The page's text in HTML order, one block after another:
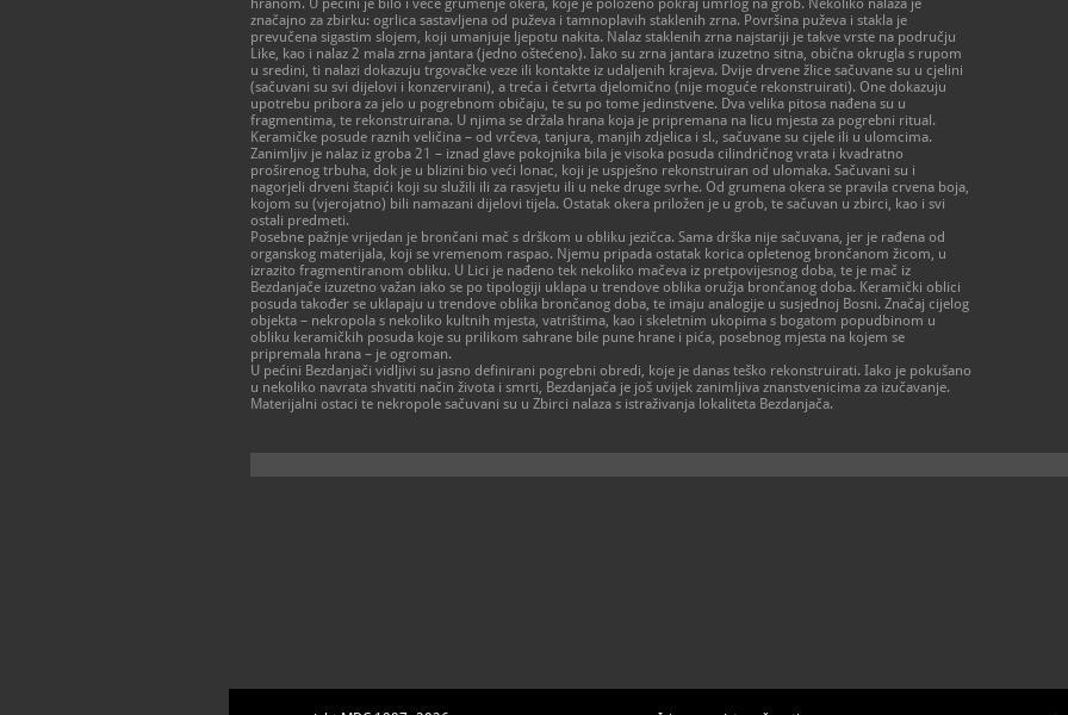
hranom. U pećini je bilo i veće grumenje okera, koje je položeno pokraj umrlog na grob. Nekoliko nalaza je
značajno za zbirku: ogrlica sastavljena od puževa i tamnoplavih staklenih zrna. Površina puževa i stakla je
prevučena sigastim slojem, koji umanjuje ljepotu nakita. Nalaz staklenih zrna najstariji je takve vrste na području
Like, kao i nalaz 2 mala zrna jantara (jedno oštećeno). Iako su zrna jantara izuzetno sitna, obična okrugla s rupom
u sredini, ti nalazi dokazuju trgovačke veze ili kontakte iz udaljenih krajeva. Dvije drvene žlice sačuvane su u cjelini
(sačuvani su svi dijelovi i konzervirani), a treća i četvrta djelomično (nije moguće rekonstruirati). One dokazuju
upotrebu pribora za jelo u pogrebnom običaju, te su po tome jedinstvene. Dva velika pitosa nađena su u
fragmentima, te rekonstruirana. U njima se držala hrana koja je pripremana na licu mjesta za pogrebni ritual.
Keramičke posude raznih veličina – od vrčeva, tanjura, manjih zdjelica i sl., sačuvane su cijele ili u ulomcima.
Zanimljiv je nalaz iz groba 21 – iznad glave pokojnika bila je visoka posuda cilindričnog vrata i kvadratno
proširenog trbuha, dok je u blizini bio veći lonac, koji je uspješno rekonstruiran od ulomaka. Sačuvani su i
nagorjeli drveni štapići koji su služili ili za rasvjetu ili u neke druge svrhe. Od grumena okera se pravila crvena boja,
kojom su (vjerojatno) bili namazani dijelovi tijela. Ostatak okera priložen je u grob, te sačuvan u zbirci, kao i svi
ostali predmeti.
Posebne pažnje vrijedan je brončani mač s drškom u obliku jezičca. Sama drška nije sačuvana, jer je rađena od
organskog materijala, koji se vremenom raspao. Njemu pripada ostatak korica opletenog brončanom žicom, u
izrazito fragmentiranom obliku. U Lici je nađeno tek nekoliko mačeva iz pretpovijesnog doba, te je mač iz
Bezdanjače izuzetno važan iako se po tipologiji uklapa u trendove oblika oružja brončanog doba. Keramički oblici
posuda također se uklapaju u trendove oblika brončanog doba, te imaju analogije u susjednoj Bosni. Značaj cijelog
objekta – nekropola s nekoliko kultnih mjesta, vatrištima, kao i skeletnim ukopima s bogatom popudbinom u
obliku keramičkih posuda koje su prilikom sahrane bile pune hrane i pića, posebnog mjesta na kojem se
pripremala hrana – je ogroman.
U pećini Bezdanjači vidljivi su jasno definirani pogrebni obredi, koje je danas teško rekonstruirati. Iako je pokušano
u nekoliko navrata shvatiti način života i smrti, Bezdanjača je još uvijek zanimljiva znanstvenicima za izučavanje.
Materijalni ostaci te nekropole sačuvani su u Zbirci nalaza s istraživanja lokaliteta Bezdanjača.